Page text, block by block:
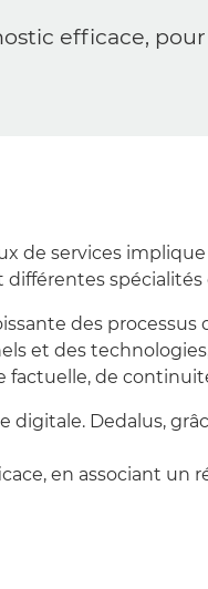
efficace,
de services
des
et des
de
digitale. Dedalus,
en associant